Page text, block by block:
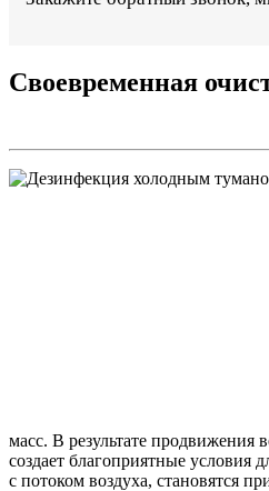
Своевременная
масс. В результате продвижения
создает благоприятные
с потоком воздуха, становятся